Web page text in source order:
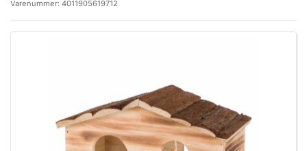
Varenummer: 4011905619712